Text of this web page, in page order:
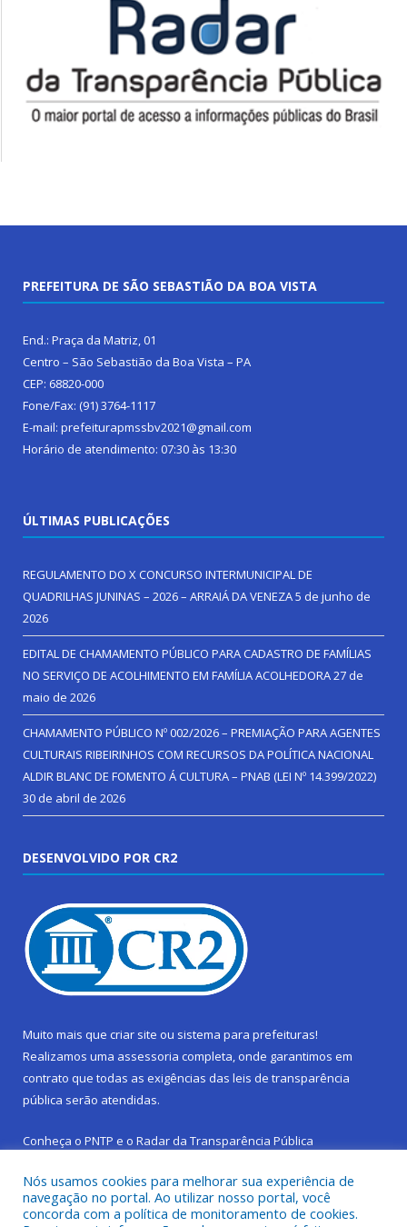
PREFEITURA DE SÃO SEBASTIÃO DA BOA VISTA
End.: Praça da Matriz, 01
Centro – São Sebastião da Boa Vista – PA
CEP: 68820-000
Fone/Fax: (91) 3764-1117
E-mail: prefeiturapmssbv2021@gmail.com
Horário de atendimento: 07:30 às 13:30
ÚLTIMAS PUBLICAÇÕES
REGULAMENTO DO X CONCURSO INTERMUNICIPAL DE
QUADRILHAS JUNINAS – 2026 – ARRAIÁ DA VENEZA5 de junho de
2026
EDITAL DE CHAMAMENTO PÚBLICO PARA CADASTRO DE FAMÍLIAS
NO SERVIÇO DE ACOLHIMENTO EM FAMÍLIA ACOLHEDORA27 de
maio de 2026
CHAMAMENTO PÚBLICO Nº 002/2026 – PREMIAÇÃO PARA AGENTES
CULTURAIS RIBEIRINHOS COM RECURSOS DA POLÍTICA NACIONAL
ALDIR BLANC DE FOMENTO Á CULTURA – PNAB (LEI Nº 14.399/2022)
30 de abril de 2026
DESENVOLVIDO POR CR2
Muito mais que criar site ou sistema para prefeituras!
Realizamos uma assessoria completa, onde garantimos em
contrato que todas as exigências das leis de transparência
pública serão atendidas.
Conheça o PNTP e o Radar da Transparência Pública
Nós usamos cookies para melhorar sua experiência de
navegação no portal. Ao utilizar nosso portal, você
concorda com a política de monitoramento de cookies.